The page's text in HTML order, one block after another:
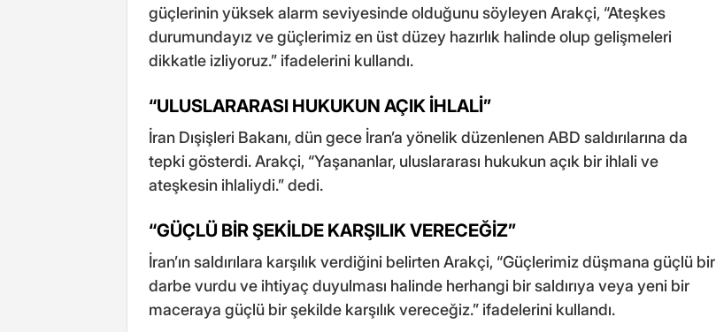
güçlerinin yüksek alarm seviyesinde olduğunu söyleyen Arakçi, “Ateşkes
durumundayız ve güçlerimiz en üst düzey hazırlık halinde olup gelişmeleri
dikkatle izliyoruz.” ifadelerini kullandı.
“ULUSLARARASI HUKUKUN AÇIK İHLALİ”
İran Dışişleri Bakanı, dün gece İran’a yönelik düzenlenen ABD saldırılarına da
tepki gösterdi. Arakçi, “Yaşananlar, uluslararası hukukun açık bir ihlali ve
ateşkesin ihlaliydi.” dedi.
“GÜÇLÜ BİR ŞEKİLDE KARŞILIK VERECEĞİZ”
İran’ın saldırılara karşılık verdiğini belirten Arakçi, “Güçlerimiz düşmana güçlü bir
darbe vurdu ve ihtiyaç duyulması halinde herhangi bir saldırıya veya yeni bir
maceraya güçlü bir şekilde karşılık vereceğiz.” ifadelerini kullandı.